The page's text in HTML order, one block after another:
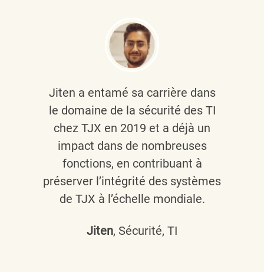
Jiten a entamé sa carrière dans
le domaine de la sécurité des TI
chez TJX en 2019 et a déjà un
impact dans de nombreuses
fonctions, en contribuant à
préserver l’intégrité des systèmes
de TJX à l’échelle mondiale.
Jiten, Sécurité, TI